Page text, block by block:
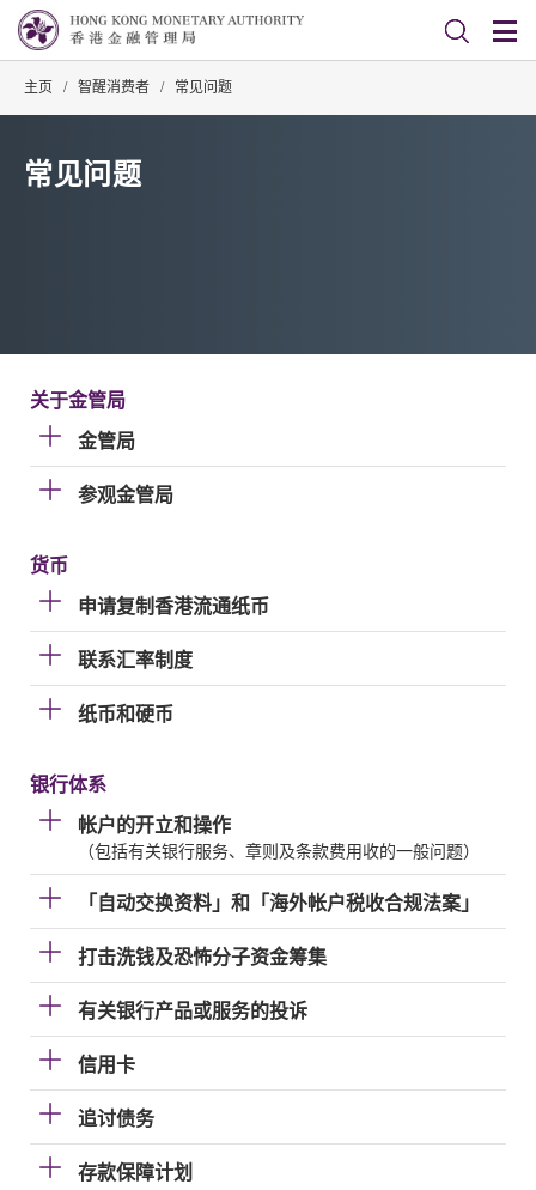
主页 / 智醒消费者 / 常见问题
常见问题
关于金管局
金管局
参观金管局
货币
申请复制香港流通纸币
联系汇率制度
纸币和硬币
银行体系
帐户的开立和操作
（包括有关银行服务、章则及条款费用收的一般问题）
「自动交换资料」和「海外帐户税收合规法案」
打击洗钱及恐怖分子资金筹集
有关银行产品或服务的投诉
信用卡
追讨债务
存款保障计划